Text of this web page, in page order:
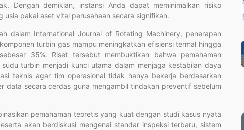
Dengan demikian, instansi Anda dapat meminimalkan risiko
pakai aset vital perusahaan secara signifikan.
dalam International Journal of Rotating Machinery, penerapan
turbin gas mampu meningkatkan efisiensi termal hingga
35%. Riset tersebut membuktikan bahwa pemahaman
turbin menjadi kunci utama dalam menjaga kestabilan daya
teknis agar tim operasional tidak hanya bekerja berdasarkan
data secara cerdas guna mengambil tindakan preventif sebelum
pemahaman teoretis yang kuat dengan studi kasus nyata
akan berdiskusi mengenai standar inspeksi terbaru, sistem